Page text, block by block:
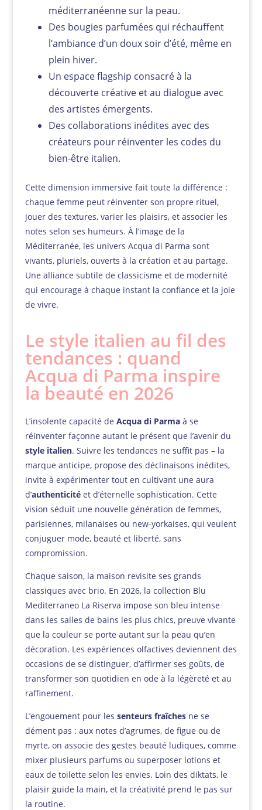
méditerranéenne sur la peau.
Des bougies parfumées qui réchauffent
l’ambiance d’un doux soir d’été, même en
plein hiver.
Un espace flagship consacré à la
découverte créative et au dialogue avec
des artistes émergents.
Des collaborations inédites avec des
créateurs pour réinventer les codes du
bien-être italien.
Cette dimension immersive fait toute la différence :
chaque femme peut réinventer son propre rituel,
jouer des textures, varier les plaisirs, et associer les
notes selon ses humeurs. À l’image de la
Méditerranée, les univers Acqua di Parma sont
vivants, pluriels, ouverts à la création et au partage.
Une alliance subtile de classicisme et de modernité
qui encourage à chaque instant la confiance et la joie
de vivre.
Le style italien au fil des
tendances : quand
Acqua di Parma inspire
la beauté en 2026
L’insolente capacité de Acqua di Parmaà se
réinventer façonne autant le présent que l’avenir du
style italien. Suivre les tendances ne suffit pas – la
marque anticipe, propose des déclinaisons inédites,
invite à expérimenter tout en cultivant une aura
d’authenticitéet d’éternelle sophistication. Cette
vision séduit une nouvelle génération de femmes,
parisiennes, milanaises ou new-yorkaises, qui veulent
conjuguer mode, beauté et liberté, sans
compromission.
Chaque saison, la maison revisite ses grands
classiques avec brio. En 2026, la collection Blu
Mediterraneo La Riserva impose son bleu intense
dans les salles de bains les plus chics, preuve vivante
que la couleur se porte autant sur la peau qu’en
décoration. Les expériences olfactives deviennent des
occasions de se distinguer, d’affirmer ses goûts, de
transformer son quotidien en ode à la légèreté et au
raffinement.
L’engouement pour les senteurs fraîchesne se
dément pas : aux notes d’agrumes, de figue ou de
myrte, on associe des gestes beauté ludiques, comme
mixer plusieurs parfums ou superposer lotions et
eaux de toilette selon les envies. Loin des diktats, le
plaisir guide la main, et la créativité prend le pas sur
la routine.